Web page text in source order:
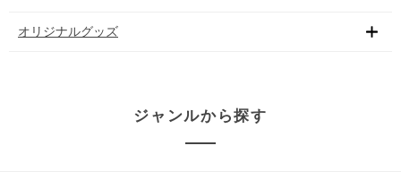
オリジナルグッズ
ジャンルから探す